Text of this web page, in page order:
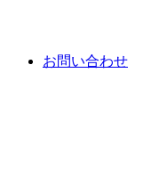
お問い合わせ